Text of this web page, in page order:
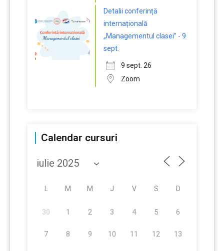
Detalii conferință
internațională
„Managementul clasei” - 9
sept.
9 sept. 26
Zoom
Calendar cursuri
M M J V S D
30 1 2 3 4 5 6
7 8 9 10 11 12 13